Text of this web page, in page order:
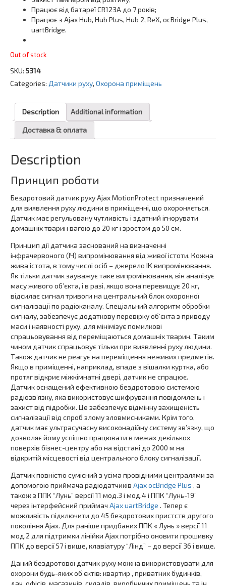
Працює від батареї CR123A до 7 років;
Працює з Ajax Hub, Hub Plus, Hub 2, ReX, ocBridge Plus,
uartBridge.
Out of stock
SKU: 5314
Categories: Датчики руху, Охорона приміщень
Description Additional information
Доставка & оплата
Description
Принцип роботи
Бездротовий датчик руху Ajax MotionProtect призначений
для виявлення руху людини в приміщенні, що охороняється.
Датчик має регульовану чутливість і здатний ігнорувати
домашніх тварин вагою до 20 кг і зростом до 50 см.
Принцип дії датчика заснований на визначенні
інфрачервоного (ІЧ) випромінювання від живої істоти. Кожна
жива істота, в тому числі осіб – джерело ІК випромінювання.
Як тільки датчик зауважує таке випромінювання, він аналізує
масу живого об’єкта, і в разі, якщо вона перевищує 20 кг,
відсилає сигнал тривоги на центральний блок охоронної
сигналізації по радіоканалу. Спеціальний алгоритм обробки
сигналу, забезпечує додаткову перевірку об’єкта з приводу
маси і наявності руху, для мінімізує помилкові
спрацьовування від переміщаються домашніх тварин. Таким
чином датчик спрацьовує тільки при виявленні руху людини.
Також датчик не реагує на переміщення неживих предметів.
Якщо в приміщенні, наприклад, впаде з вішалки куртка, або
протяг відкриє міжкімнатні двері, датчик не спрацює.
Датчик оснащений ефективною бездротовою системою
радіозв’язку, яка використовує шифрування повідомлень і
захист від підробки. Це забезпечує відмінну захищеність
сигналізації від спроб злому зловмисниками. Крім того,
датчик має ультрасучасну високонадійну систему зв’язку, що
дозволяє йому успішно працювати в межах декількох
поверхів бізнес-центру або на відстані до 2000 м на
відкритій місцевості від центрального блоку сигналізації.
Датчик повністю сумісний з усіма провідними централями за
допомогою приймача радіодатчиків Ajax ocBridge Plus , а
також з ППК “Лунь” версії 11 мод.3 і мод.4 і ППК “Лунь-19”
через інтерфейсний приймач Ajax uartBridge . Тепер є
можливість підключити до 45 бездротових пристств другого
покоління Ajax. Для раніше придбаних ППК « Лунь » версії 11
мод.2 для підтримки лінійки Ajax потрібно оновити прошивку
ППК до версії 57 і вище, клавіатуру “Лінд” – до версії 36 і вище.
Даний бездротової датчик руху можна використовувати для
охорони будь-яких об’єктів: квартир , приватних будинків,